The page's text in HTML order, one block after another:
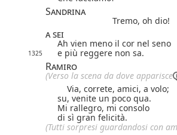
Sandrina
Tremo, oh dio!
a sei
Ah vien meno il cor nel seno
1325 e più reggere non sa.
Ramiro
(Verso la scena da dove apparisce
Via, correte, amici, a volo;
su, venite un poco qua.
Mi rallegro, mi consolo
di sì gran felicità.
(Tutti sorpresi guardandosi con